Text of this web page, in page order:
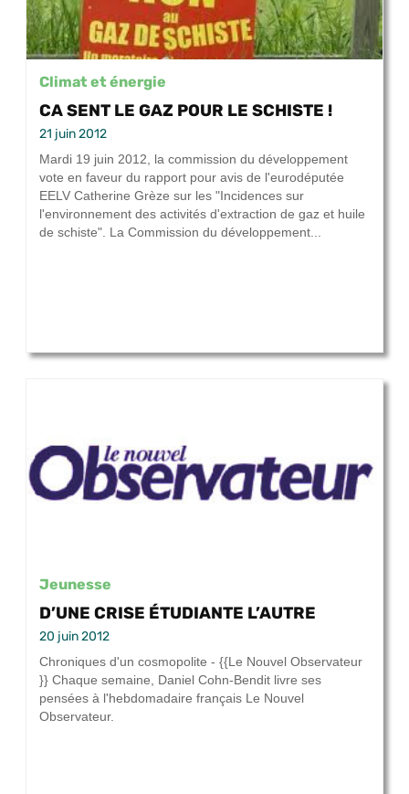
Climat et énergie
CA SENT LE GAZ POUR LE SCHISTE !
21 juin 2012
Mardi 19 juin 2012, la commission du développement
vote en faveur du rapport pour avis de l'eurodéputée
EELV Catherine Grèze sur les "Incidences sur
l'environnement des activités d'extraction de gaz et huile
de schiste". La Commission du développement...
Jeunesse
D’UNE CRISE ÉTUDIANTE L’AUTRE
20 juin 2012
Chroniques d'un cosmopolite - {{Le Nouvel Observateur
}} Chaque semaine, Daniel Cohn-Bendit livre ses
pensées à l'hebdomadaire français Le Nouvel
Observateur.